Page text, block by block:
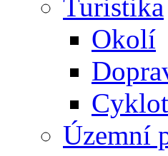
Turistika
Okolí
Územní